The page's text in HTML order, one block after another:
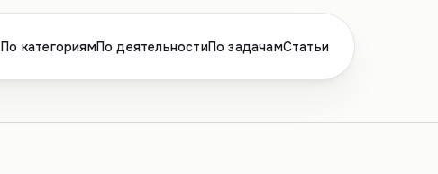
По категориямПо деятельностиПо задачамСтатьи